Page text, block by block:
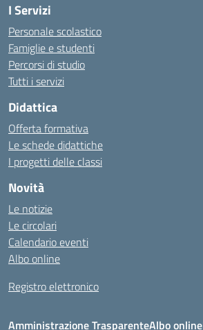
I Servizi
Personale scolastico
Famiglie e studenti
Percorsi di studio
Tutti i servizi
Didattica
Offerta formativa
Le schede didattiche
I progetti delle classi
Novità
Le notizie
Le circolari
Calendario eventi
Albo online
Registro elettronico
Amministrazione TrasparenteAlbo online